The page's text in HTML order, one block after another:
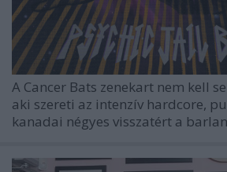
A Cancer Bats zenekart nem kell
aki szereti az intenzív hardcore,
kanadai négyes visszatért a